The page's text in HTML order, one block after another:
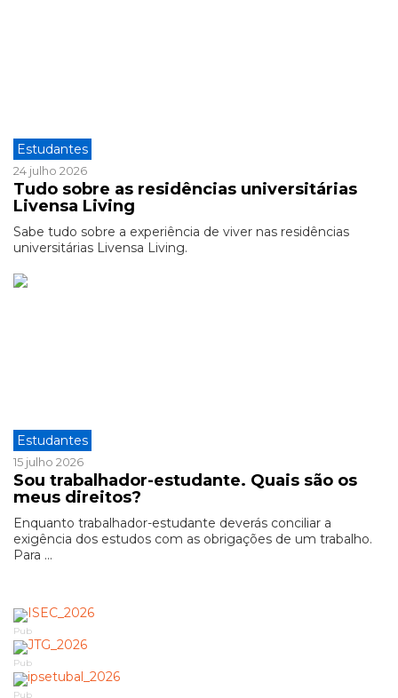
Estudantes
24 julho 2026
Tudo sobre as residências universitárias
Livensa Living
Sabe tudo sobre a experiência de viver nas residências
universitárias Livensa Living.
Estudantes
15 julho 2026
Sou trabalhador-estudante. Quais são os
meus direitos?
Enquanto trabalhador-estudante deverás conciliar a
exigência dos estudos com as obrigações de um trabalho.
Para ...
Pub
Pub
Pub